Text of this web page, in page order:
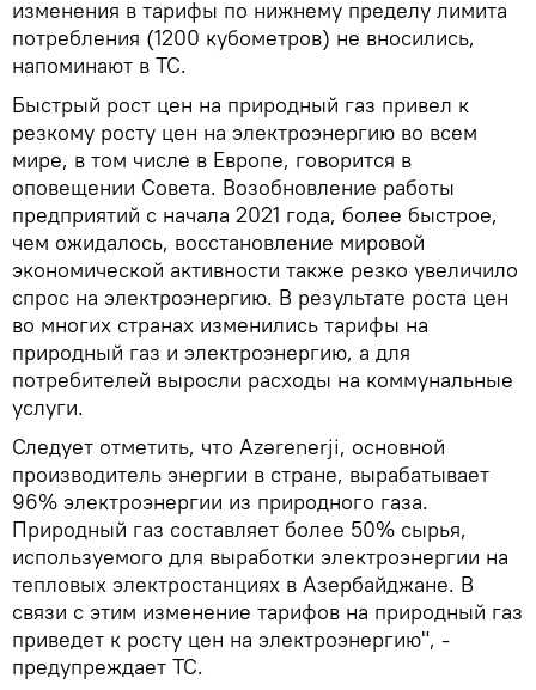
изменения в тарифы по нижнему пределу лимита
потребления (1200 кубометров) не вносились,
напоминают в ТС.
Быстрый рост цен на природный газ привел к
резкому росту цен на электроэнергию во всем
мире, в том числе в Европе, говорится в
оповещении Совета. Возобновление работы
предприятий с начала 2021 года, более быстрое,
чем ожидалось, восстановление мировой
экономической активности также резко увеличило
спрос на электроэнергию. В результате роста цен
во многих странах изменились тарифы на
природный газ и электроэнергию, а для
потребителей выросли расходы на коммунальные
услуги.
Следует отметить, что Azərenerji, основной
производитель энергии в стране, вырабатывает
96% электроэнергии из природного газа.
Природный газ составляет более 50% сырья,
используемого для выработки электроэнергии на
тепловых электростанциях в Азербайджане. В
связи с этим изменение тарифов на природный газ
приведет к росту цен на электроэнергию", -
предупреждает ТС.